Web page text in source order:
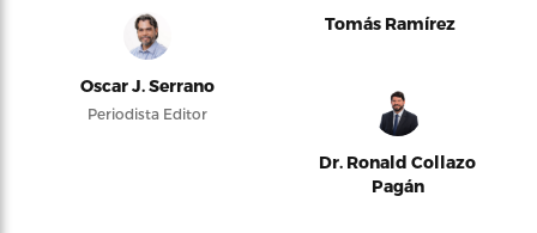
Oscar J. Serrano
Periodista Editor
Tomás Ramírez
Dr. Ronald Collazo
Pagán